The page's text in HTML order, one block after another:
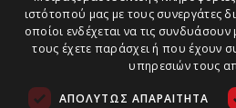
ιστότοπού μας με τους συνεργάτες
οποίοι ενδέχεται να τις
τους έχετε παράσχει ή που έχουν
υπηρεσιών τους
ΑΠΟΛΎΤΩΣ ΑΠΑΡΑΊΤΗΤΑ